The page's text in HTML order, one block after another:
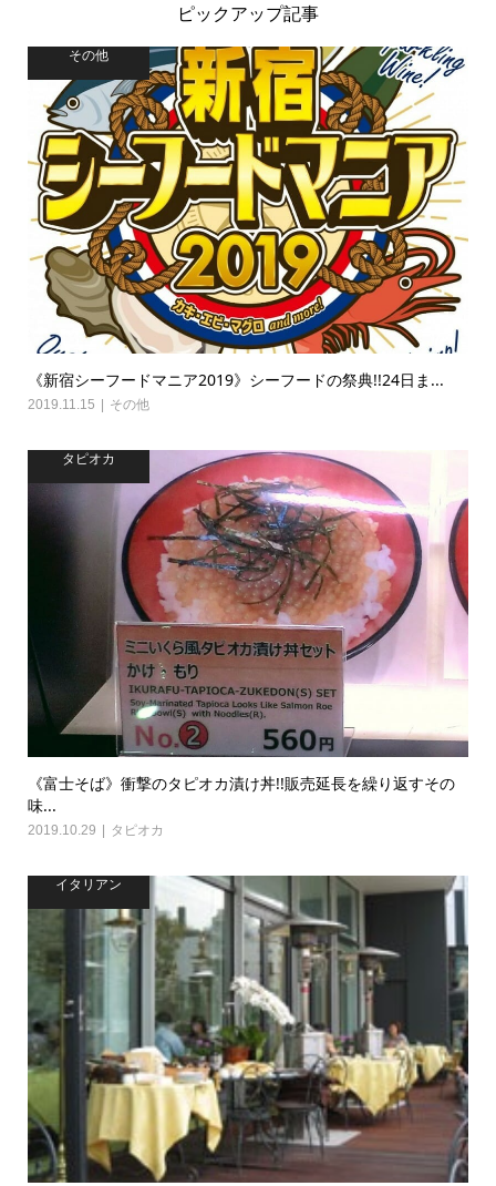
ピックアップ記事
その他
《新宿シーフードマニア2019》シーフードの祭典!!24日ま...
2019.11.15 その他
タピオカ
《富士そば》衝撃のタピオカ漬け丼!!販売延長を繰り返すその
味...
2019.10.29 タピオカ
イタリアン